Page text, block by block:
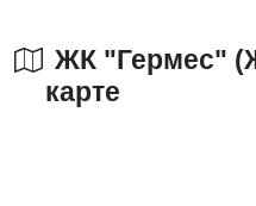
ЖК "Гермес"
карте